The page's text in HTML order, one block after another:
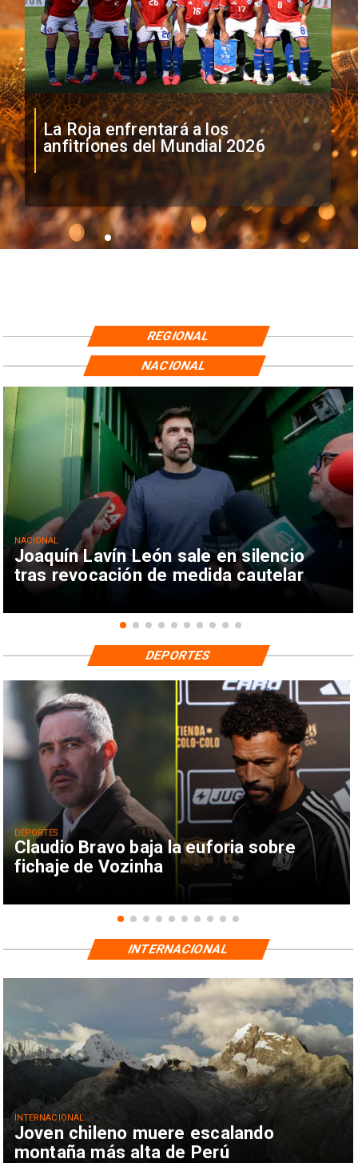
La Roja enfrentará a los
anfitriones del Mundial 2026
REGIONAL
Joaquín Lavín León sale en silencio
tras revocación de medida cautelar
NACIONAL
NACIONAL
Claudio Bravo baja la euforia sobre
fichaje de Vozinha
DEPORTES
DEPORTES
Joven chileno muere escalando
montaña más alta de Perú
INTERNACIONAL
INTERNACIONAL